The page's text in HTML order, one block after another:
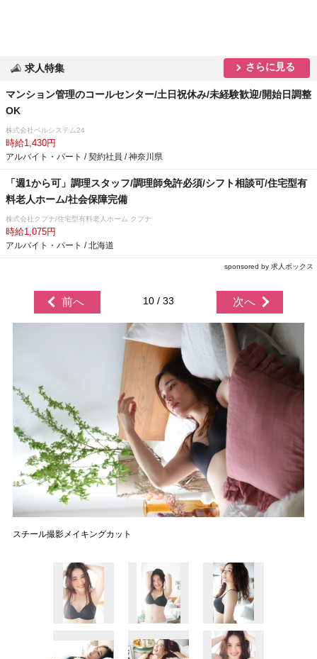
求人特集 さらに見る
マンション管理のコールセンター/土日祝休み/未経験歓迎/開始日調整
OK
株式会社ベルシステム24
時給1,430円
アルバイト・パート / 契約社員 / 神奈川県
「週1から可」調理スタッフ/調理師免許必須/シフト相談可/住宅型有
料老人ホーム/社会保障完備
株式会社クプナ/住宅型有料老人ホーム クプナ
時給1,075円
アルバイト・パート / 北海道
sponsored by 求人ボックス
前へ 10 / 33 次へ
スチール撮影メイキングカット